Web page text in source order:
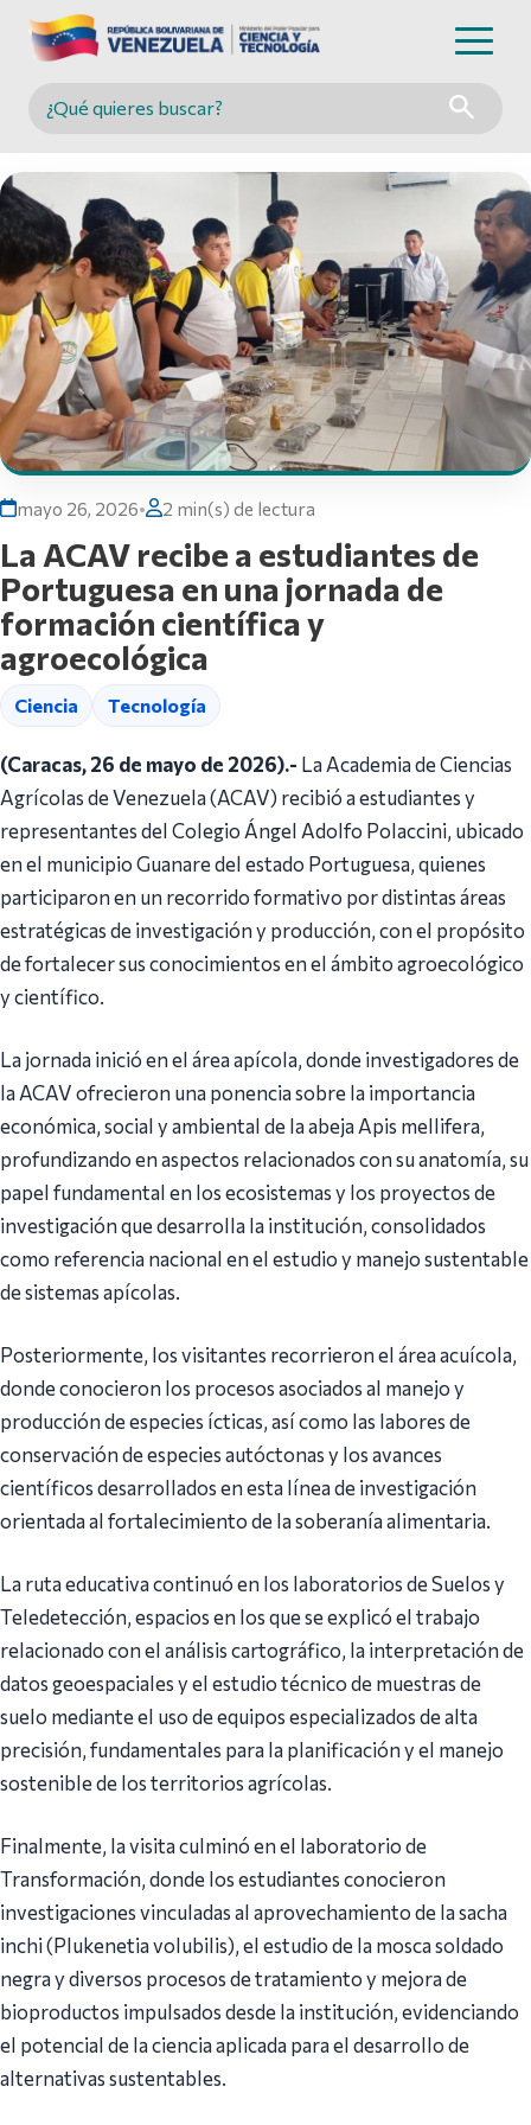
Buscar en MINCYT
mayo 26, 2026• 2 min(s) de lectura
La ACAV recibe a estudiantes de
Portuguesa en una jornada de
formación científica y
agroecológica
Ciencia Tecnología
(Caracas, 26 de mayo de 2026).- La Academia de Ciencias
Agrícolas de Venezuela (ACAV) recibió a estudiantes y
representantes del Colegio Ángel Adolfo Polaccini, ubicado
en el municipio Guanare del estado Portuguesa, quienes
participaron en un recorrido formativo por distintas áreas
estratégicas de investigación y producción, con el propósito
de fortalecer sus conocimientos en el ámbito agroecológico
y científico.
La jornada inició en el área apícola, donde investigadores de
la ACAV ofrecieron una ponencia sobre la importancia
económica, social y ambiental de la abeja Apis mellifera,
profundizando en aspectos relacionados con su anatomía, su
papel fundamental en los ecosistemas y los proyectos de
investigación que desarrolla la institución, consolidados
como referencia nacional en el estudio y manejo sustentable
de sistemas apícolas.
Posteriormente, los visitantes recorrieron el área acuícola,
donde conocieron los procesos asociados al manejo y
producción de especies ícticas, así como las labores de
conservación de especies autóctonas y los avances
científicos desarrollados en esta línea de investigación
orientada al fortalecimiento de la soberanía alimentaria.
La ruta educativa continuó en los laboratorios de Suelos y
Teledetección, espacios en los que se explicó el trabajo
relacionado con el análisis cartográfico, la interpretación de
datos geoespaciales y el estudio técnico de muestras de
suelo mediante el uso de equipos especializados de alta
precisión, fundamentales para la planificación y el manejo
sostenible de los territorios agrícolas.
Finalmente, la visita culminó en el laboratorio de
Transformación, donde los estudiantes conocieron
investigaciones vinculadas al aprovechamiento de la sacha
inchi (Plukenetia volubilis), el estudio de la mosca soldado
negra y diversos procesos de tratamiento y mejora de
bioproductos impulsados desde la institución, evidenciando
el potencial de la ciencia aplicada para el desarrollo de
alternativas sustentables.